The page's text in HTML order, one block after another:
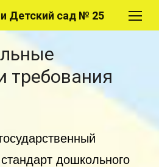
Детский сад № 25
требования
дошкольного